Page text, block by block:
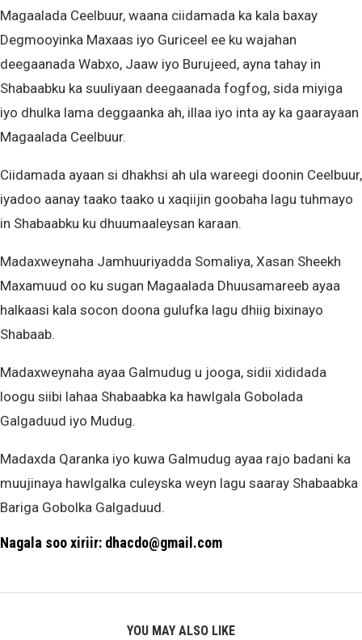
Magaalada Ceelbuur, waana ciidamada ka kala baxay
Degmooyinka Maxaas iyo Guriceel ee ku wajahan
deegaanada Wabxo, Jaaw iyo Burujeed, ayna tahay in
Shabaabku ka suuliyaan deegaanada fogfog, sida miyiga
iyo dhulka lama deggaanka ah, illaa iyo inta ay ka gaarayaan
Magaalada Ceelbuur.
Ciidamada ayaan si dhakhsi ah ula wareegi doonin Ceelbuur,
iyadoo aanay taako taako u xaqiijin goobaha lagu tuhmayo
in Shabaabku ku dhuumaaleysan karaan.
Madaxweynaha Jamhuuriyadda Somaliya, Xasan Sheekh
Maxamuud oo ku sugan Magaalada Dhuusamareeb ayaa
halkaasi kala socon doona gulufka lagu dhiig bixinayo
Shabaab.
Madaxweynaha ayaa Galmudug u jooga, sidii xididada
loogu siibi lahaa Shabaabka ka hawlgala Gobolada
Galgaduud iyo Mudug.
Madaxda Qaranka iyo kuwa Galmudug ayaa rajo badani ka
muujinaya hawlgalka culeyska weyn lagu saaray Shabaabka
Bariga Gobolka Galgaduud.
Nagala soo xiriir: dhacdo@gmail.com
YOU MAY ALSO LIKE